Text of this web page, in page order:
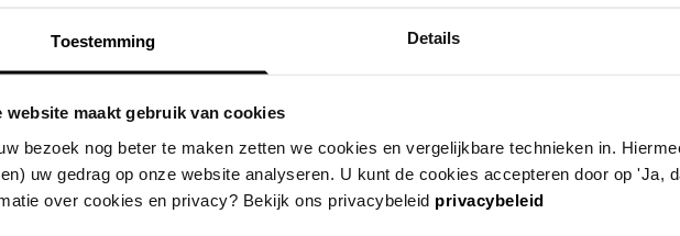
Toestemming Details
website maakt gebruik van cookies
bezoek nog beter te maken zetten we cookies en vergelijkbare technieken in.
uw gedrag op onze website analyseren. U kunt de cookies accepteren door op 'Ja,
over cookies en privacy? Bekijk ons privacybeleid privacybeleid